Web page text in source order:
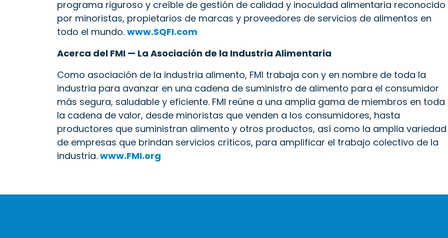
programa riguroso y creíble de gestión de calidad y inocuidad alimentaria reconocido
por minoristas, propietarios de marcas y proveedores de servicios de alimentos en
todo el mundo. www.SQFI.com
Acerca del FMI — La Asociación de la Industria Alimentaria
Como asociación de la industria alimento, FMI trabaja con y en nombre de toda la
industria para avanzar en una cadena de suministro de alimento para el consumidor
más segura, saludable y eficiente. FMI reúne a una amplia gama de miembros en toda
la cadena de valor, desde minoristas que venden a los consumidores, hasta
productores que suministran alimento y otros productos, así como la amplia variedad
de empresas que brindan servicios críticos, para amplificar el trabajo colectivo de la
industria. www.FMI.org